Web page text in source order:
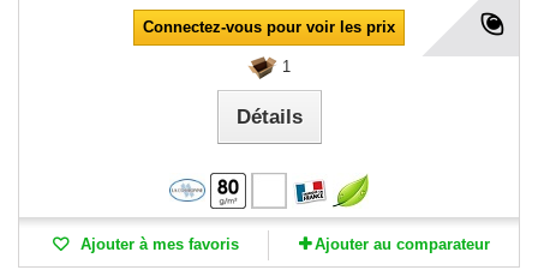
Connectez-vous pour voir les prix
1
Détails
Ajouter à mes favoris Ajouter au comparateur